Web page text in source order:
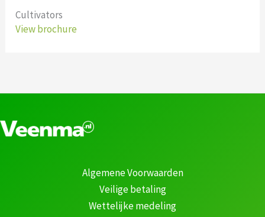
Cultivators
View brochure
Algemene Voorwaarden
Veilige betaling
Wettelijke medeling